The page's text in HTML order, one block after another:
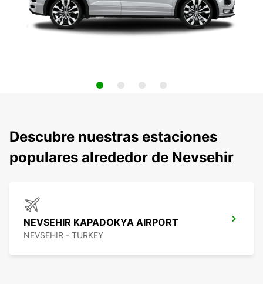
Descubre nuestras estaciones
populares alrededor de Nevsehir
NEVSEHIR KAPADOKYA AIRPORT
NEVSEHIR - TURKEY